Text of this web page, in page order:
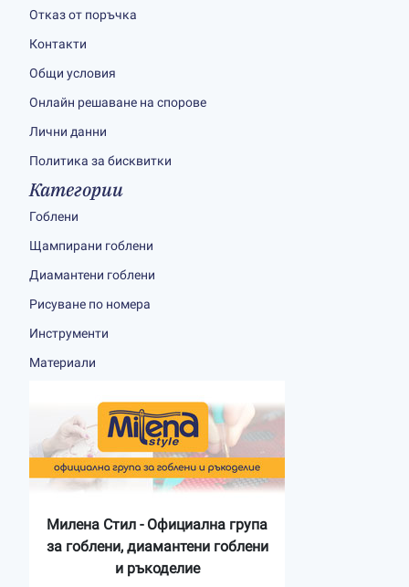
Отказ от поръчка
Контакти
Общи условия
Онлайн решаване на спорове
Лични данни
Политика за бисквитки
Категории
Гоблени
Щампирани гоблени
Диамантени гоблени
Рисуване по номера
Инструменти
Материали
Милена Стил - Официална група
за гоблени, диамантени гоблени
и ръкоделие